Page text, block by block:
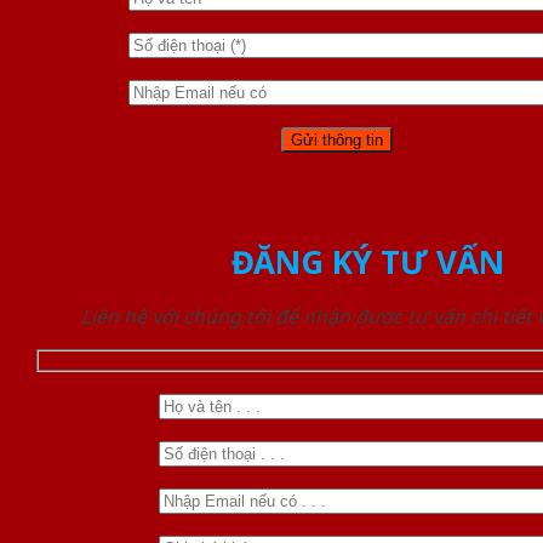
ĐĂNG KÝ TƯ VẤN
Liên hệ với chúng tôi để nhận được tư vấn chi tiết